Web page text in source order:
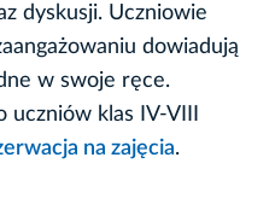
dyskusji. Uczniowie
dowiadują
w swoje ręce.
klas IV-VIII
na zajęcia.